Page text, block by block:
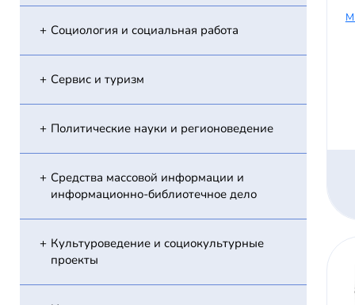
Социология и социальная работа
Сервис и туризм
Политические науки и регионоведение
Средства массовой информации и
информационно-библиотечное дело
Культуроведение и социокультурные
проекты